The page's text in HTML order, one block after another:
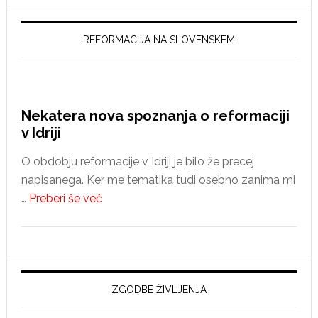
REFORMACIJA NA SLOVENSKEM
Nekatera nova spoznanja o reformaciji
v Idriji
O obdobju reformacije v Idriji je bilo že precej
napisanega. Ker me tematika tudi osebno zanima mi
… Preberi še večabout
spoznanja
o
reformaciji
v
ZGODBE ŽIVLJENJA